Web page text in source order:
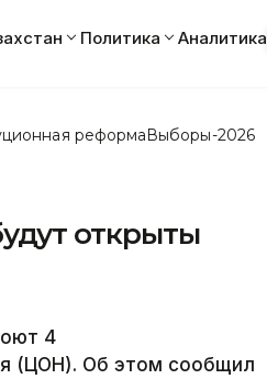
Политика Аналитика
реформаВыборы-2026
открыты
4
(ЦОН). Об этом сообщил